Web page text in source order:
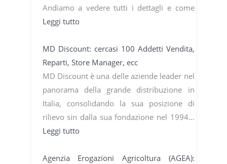
Andiamo a vedere tutti i dettagli e come
Leggi tutto
MD Discount: cercasi 100 Addetti Vendita,
Reparti, Store Manager, ecc
MD Discount è una delle aziende leader nel
panorama della grande distribuzione in
Italia, consolidando la sua posizione di
rilievo sin dalla sua fondazione nel 1994...
Leggi tutto
Agenzia Erogazioni Agricoltura (AGEA):